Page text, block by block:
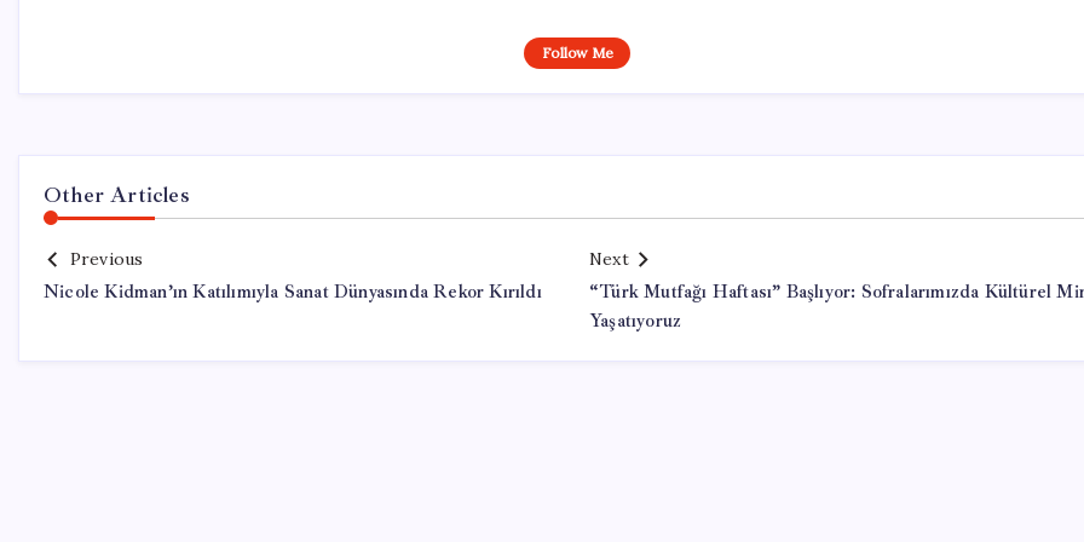
Follow Me
Other Articles
Previous
Nicole Kidman’ın Katılımıyla Sanat Dünyasında Rekor Kırıldı
Next
“Türk Mutfağı Haftası” Başlıyor: Sofralarımızda Kültürel
Yaşatıyoruz